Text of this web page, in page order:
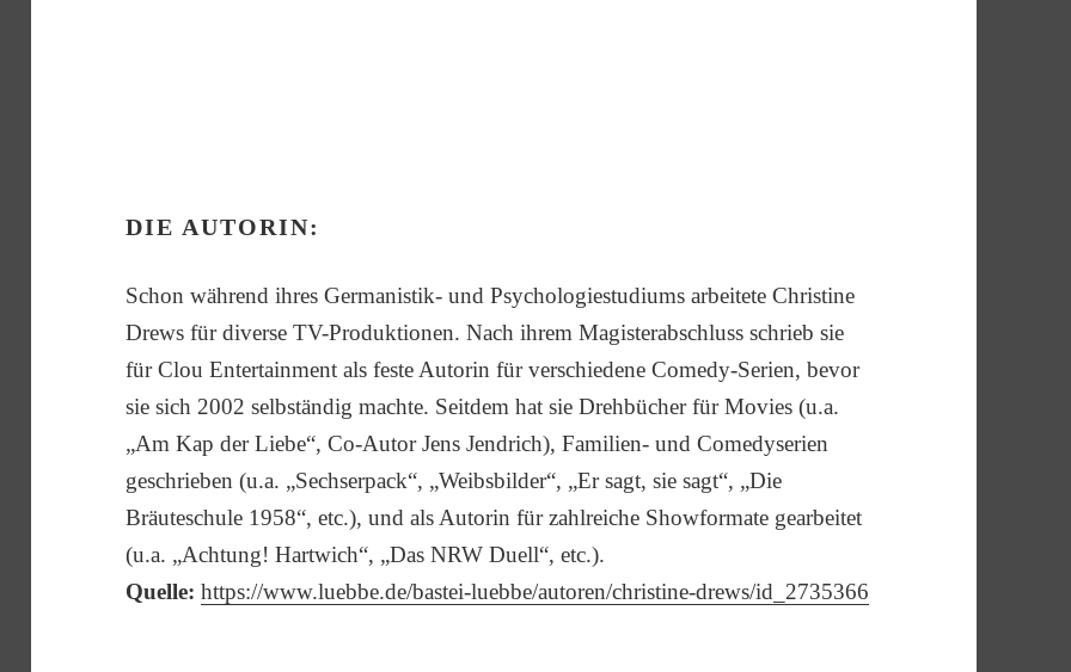
DIE AUTORIN:
Schon während ihres Germanistik- und Psychologiestudiums arbeitete Christine
Drews für diverse TV-Produktionen. Nach ihrem Magisterabschluss schrieb sie
für Clou Entertainment als feste Autorin für verschiedene Comedy-Serien, bevor
sie sich 2002 selbständig machte. Seitdem hat sie Drehbücher für Movies (u.a.
„Am Kap der Liebe“, Co-Autor Jens Jendrich), Familien- und Comedyserien
geschrieben (u.a. „Sechserpack“, „Weibsbilder“, „Er sagt, sie sagt“, „Die
Bräuteschule 1958“, etc.), und als Autorin für zahlreiche Showformate gearbeitet
(u.a. „Achtung! Hartwich“, „Das NRW Duell“, etc.).
Quelle: https://www.luebbe.de/bastei-luebbe/autoren/christine-drews/id_2735366